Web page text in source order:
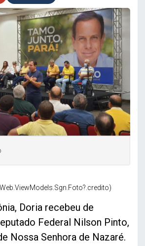
Doria recebeu de
Federal Nilson Pinto,
Nossa Senhora de Nazaré.